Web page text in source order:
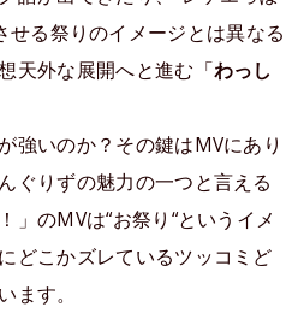
せる祭りのイメージとは異なる
天外な展開へと進む「わっし
強いのか？その鍵はMVにあり
ぐりずの魅力の一つと言える
」のMVは“お祭り“というイメ
どこかズレているツッコミど
ます。